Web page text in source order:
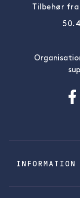
Tilbehør
INFORMATION